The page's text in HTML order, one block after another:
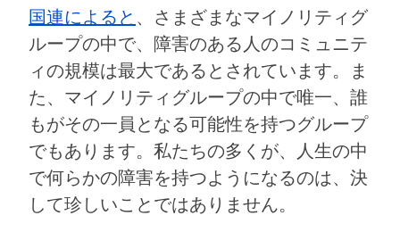
国連によると 、さまざまなマイノリティグ
ループの中で、障害のある人のコミュニテ
ィの規模は最大であるとされています。ま
た、マイノリティグループの中で唯一、誰
もがその一員となる可能性を持つグループ
でもあります。私たちの多くが、人生の中
で何らかの障害を持つようになるのは、決
して珍しいことではありません。